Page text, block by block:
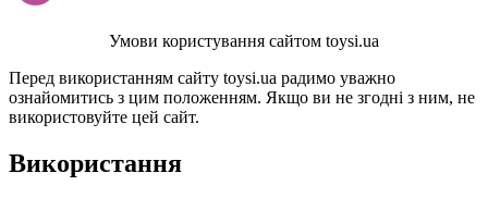
Умови користування сайтом toysi.ua
Перед використанням сайту toysi.ua радимо уважно
ознайомитись з цим положенням. Якщо ви не згодні з ним, не
використовуйте цей сайт.
Використання